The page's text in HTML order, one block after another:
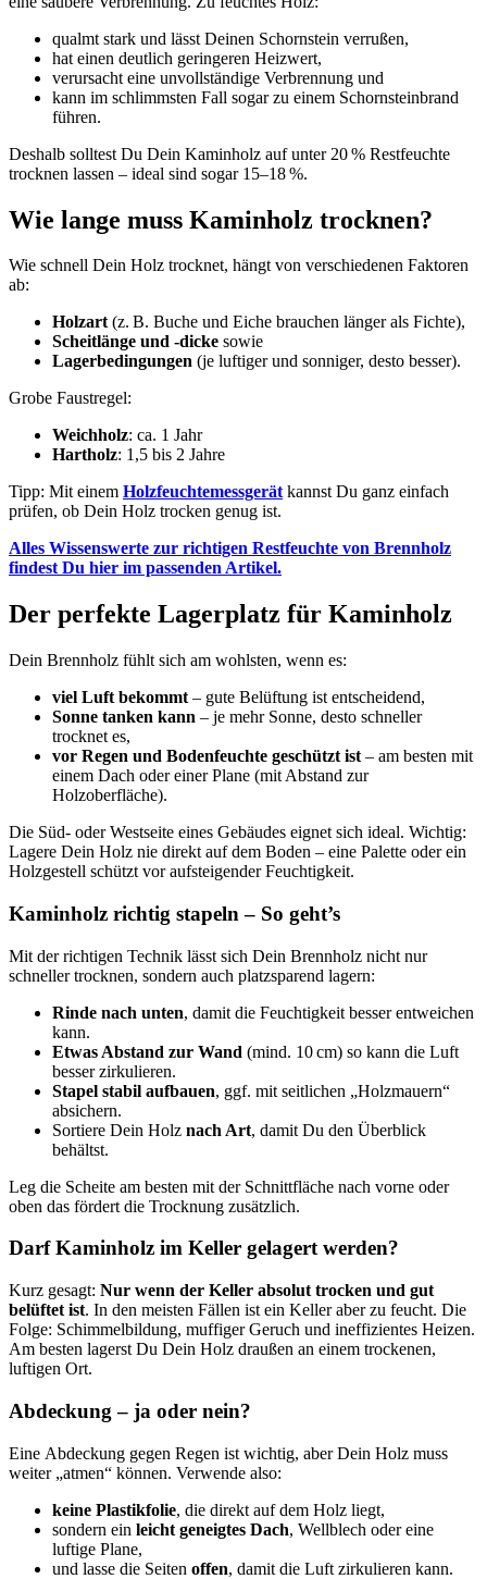
qualmt stark und lässt Deinen Schornstein verrußen,
hat einen deutlich geringeren Heizwert,
verursacht eine unvollständige Verbrennung und
kann im schlimmsten Fall sogar zu einem Schornsteinbrand
führen.
Deshalb solltest Du Dein Kaminholz auf unter 20 % Restfeuchte
trocknen lassen – ideal sind sogar 15–18 %.
Wie lange muss Kaminholz trocknen?
Wie schnell Dein Holz trocknet, hängt von verschiedenen Faktoren
ab:
Holzart(z. B. Buche und Eiche brauchen länger als Fichte),
Scheitlänge und -dicke sowie
Lagerbedingungen (je luftiger und sonniger, desto besser).
Grobe Faustregel:
Weichholz: ca. 1 Jahr
Hartholz: 1,5 bis 2 Jahre
Tipp: Mit einem Holzfeuchtemessgerätkannst Du ganz einfach
prüfen, ob Dein Holz trocken genug ist.
Alles Wissenswerte zur richtigen Restfeuchte von Brennholz
findest Du hier im passenden Artikel.
Der perfekte Lagerplatz für Kaminholz
Dein Brennholz fühlt sich am wohlsten, wenn es:
viel Luft bekommt – gute Belüftung ist entscheidend,
Sonne tanken kann – je mehr Sonne, desto schneller
trocknet es,
vor Regen und Bodenfeuchte geschützt ist – am besten mit
einem Dach oder einer Plane (mit Abstand zur
Holzoberfläche).
Die Süd- oder Westseite eines Gebäudes eignet sich ideal. Wichtig:
Lagere Dein Holz nie direkt auf dem Boden – eine Palette oder ein
Holzgestell schützt vor aufsteigender Feuchtigkeit.
Kaminholz richtig stapeln – So geht’s
Mit der richtigen Technik lässt sich Dein Brennholz nicht nur
schneller trocknen, sondern auch platzsparend lagern:
Rinde nach unten, damit die Feuchtigkeit besser entweichen
kann.
Etwas Abstand zur Wand (mind. 10 cm) so kann die Luft
besser zirkulieren.
Stapel stabil aufbauen, ggf. mit seitlichen „Holzmauern“
absichern.
Sortiere Dein Holz nach Art, damit Du den Überblick
behältst.
Leg die Scheite am besten mit der Schnittfläche nach vorne oder
oben das fördert die Trocknung zusätzlich.
Darf Kaminholz im Keller gelagert werden?
Kurz gesagt: Nur wenn der Keller absolut trocken und gut
belüftet ist. In den meisten Fällen ist ein Keller aber zu feucht. Die
Folge: Schimmelbildung, muffiger Geruch und ineffizientes Heizen.
Am besten lagerst Du Dein Holz draußen an einem trockenen,
luftigen Ort.
Abdeckung – ja oder nein?
Eine Abdeckung gegen Regen ist wichtig, aber Dein Holz muss
weiter „atmen“ können. Verwende also:
keine Plastikfolie, die direkt auf dem Holz liegt,
sondern ein leicht geneigtes Dach, Wellblech oder eine
luftige Plane,
und lasse die Seiten offen, damit die Luft zirkulieren kann.